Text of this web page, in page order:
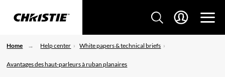
Home Help center White papers & technical briefs
Avantages des haut-parleurs à ruban planaires